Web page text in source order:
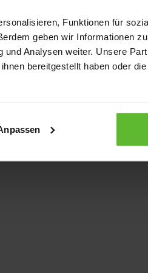
Funktionen für
geben wir Informationen
Analysen weiter. Unsere
bereitgestellt haben oder
www.kurzwego.de (see the